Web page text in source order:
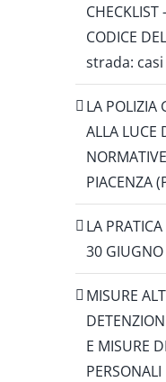
CODICE
strada:
LA POLIZIA
ALLA LUCE
PIACENZA
LA
30
MISURE
E MISURE
PERSONALI